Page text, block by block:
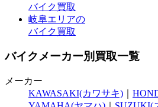
バイク買取
岐阜エリアの
バイク買取
バイクメーカー別買取一覧
メーカー
KAWASAKI(カワサキ)